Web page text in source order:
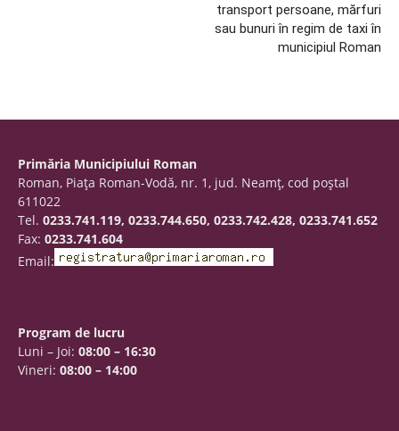
transport persoane, mărfuri
sau bunuri în regim de taxi în
municipiul Roman
Primăria Municipiului Roman
Roman, Piaţa Roman-Vodă, nr. 1, jud. Neamţ, cod poştal
611022
Tel. 0233.741.119, 0233.744.650, 0233.742.428, 0233.741.652
Fax: 0233.741.604
Email:
Program de lucru
Luni – Joi: 08:00 – 16:30
Vineri: 08:00 – 14:00